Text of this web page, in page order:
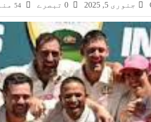
پاکستان کسٹمز کی بڑی کارروائی، جعلی
برانڈز میلانو، مونڈ
جنوری 5, 2025 54